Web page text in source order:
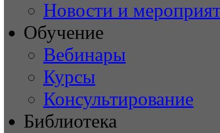
Новости и
Обучение
Вебинары
Курсы
Консультирование
Библиотека